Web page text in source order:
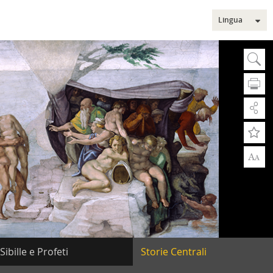
Sibille e Profeti Storie Centrali
A
Lingua